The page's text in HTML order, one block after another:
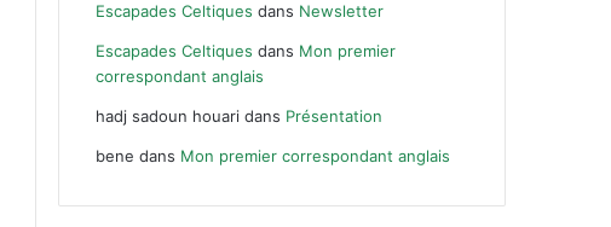
Escapades Celtiques dans Newsletter
Escapades Celtiques dans Mon premier
correspondant anglais
hadj sadoun houari dans Présentation
bene dans Mon premier correspondant anglais